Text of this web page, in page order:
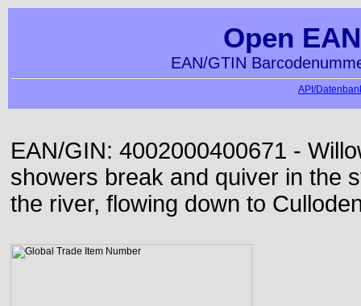
Open
EAN/GTIN
API/
EAN/GIN: 4002000400671 -
showers break and quiver in the
the river, flowing down to